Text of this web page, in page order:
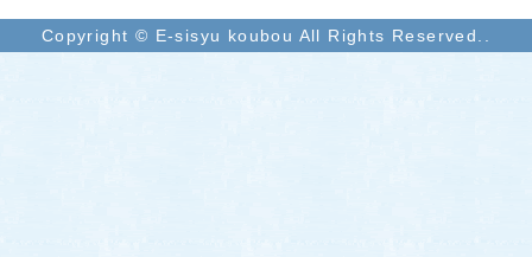
Copyright © E-sisyu koubou All Rights Reserved..